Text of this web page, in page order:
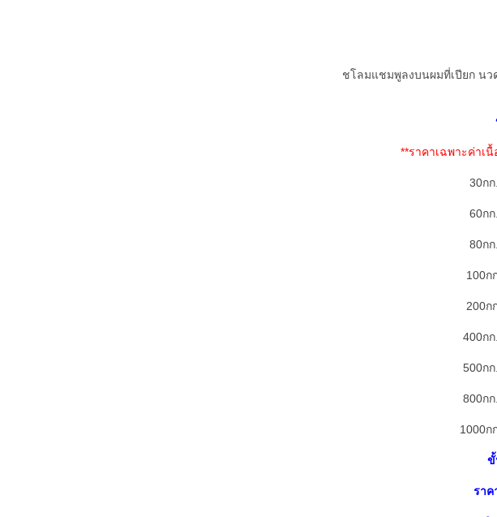
ชโลมแชมพูลงบนผมที่เปียก นว
**ราคาเฉพาะค่าเ
30ก
60ก
80ก
100ก
200ก
400ก
500ก
800ก
1000ก
ขั้
ราค